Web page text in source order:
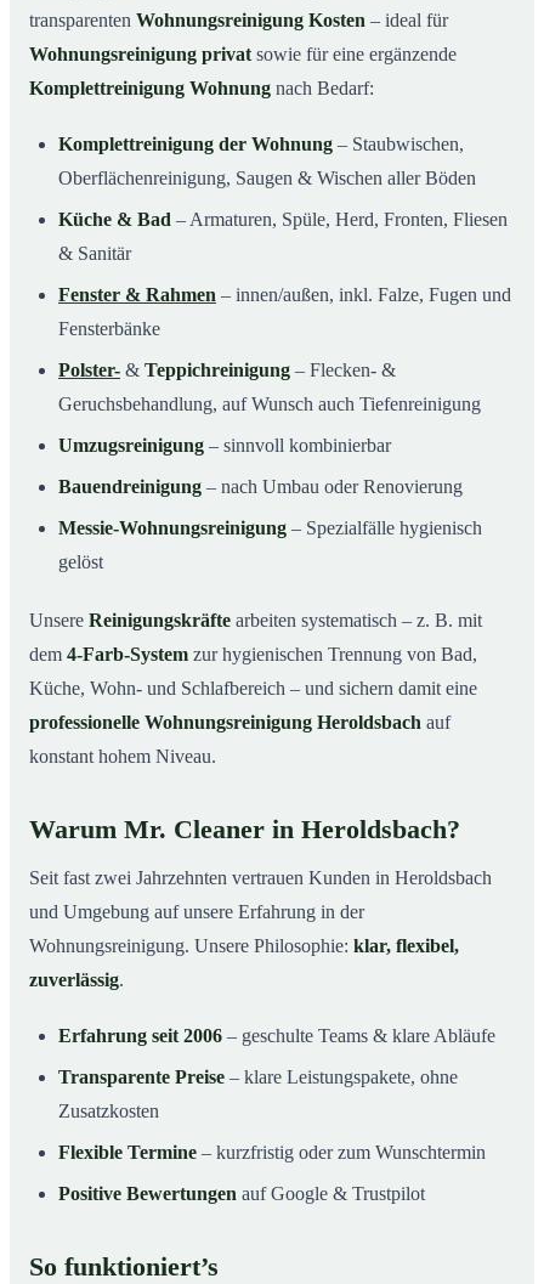
transparenten Wohnungsreinigung Kosten – ideal für
Wohnungsreinigung privat sowie für eine ergänzende
Komplettreinigung Wohnung nach Bedarf:
Komplettreinigung der Wohnung – Staubwischen,
Oberflächenreinigung, Saugen & Wischen aller Böden
Küche & Bad – Armaturen, Spüle, Herd, Fronten, Fliesen
& Sanitär
Fenster & Rahmen – innen/außen, inkl. Falze, Fugen und
Fensterbänke
Polster- & Teppichreinigung – Flecken- &
Geruchsbehandlung, auf Wunsch auch Tiefenreinigung
Umzugsreinigung – sinnvoll kombinierbar
Bauendreinigung – nach Umbau oder Renovierung
Messie-Wohnungsreinigung – Spezialfälle hygienisch
gelöst
Unsere Reinigungskräfte arbeiten systematisch – z. B. mit
dem 4-Farb-System zur hygienischen Trennung von Bad,
Küche, Wohn- und Schlafbereich – und sichern damit eine
professionelle Wohnungsreinigung Heroldsbach auf
konstant hohem Niveau.
Warum Mr. Cleaner in Heroldsbach?
Seit fast zwei Jahrzehnten vertrauen Kunden in Heroldsbach
und Umgebung auf unsere Erfahrung in der
Wohnungsreinigung. Unsere Philosophie: klar, flexibel,
zuverlässig.
Erfahrung seit 2006 – geschulte Teams & klare Abläufe
Transparente Preise – klare Leistungspakete, ohne
Zusatzkosten
Flexible Termine – kurzfristig oder zum Wunschtermin
Positive Bewertungen auf Google & Trustpilot
So funktioniert’s